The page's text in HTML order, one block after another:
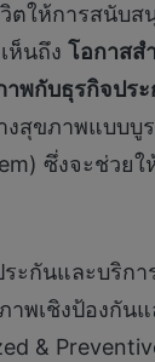
ตให้การสนับส
ห็นถึง โอกาสส
พกับธุรกิจปร
งสุขภาพแบบบู
ซึ่งจะช่วยใ
ะกันและบริกา
าพเชิงป้องกัน
&